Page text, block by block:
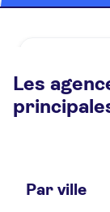
Ouvert
4 Avenue
Les
Par ville